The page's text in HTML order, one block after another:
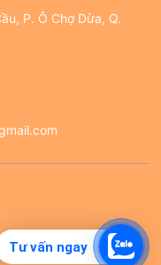
Tư vấn ngay
P. Ô Chợ Dừa, Q.